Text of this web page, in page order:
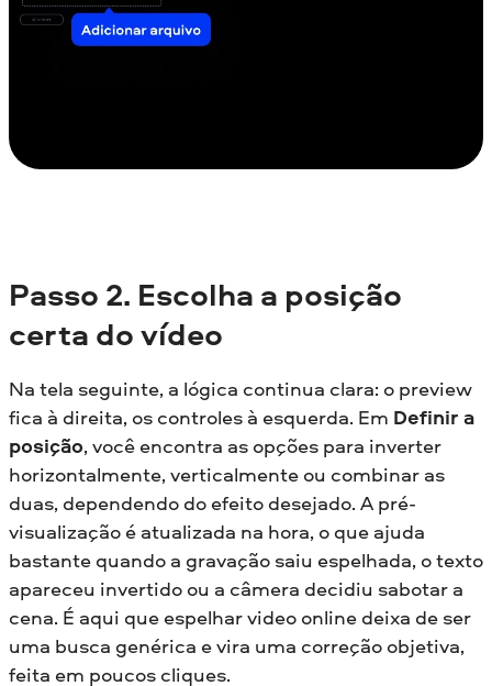
Passo 2. Escolha a posição
certa do vídeo
Na tela seguinte, a lógica continua clara: o preview
fica à direita, os controles à esquerda. Em Definir a
posição, você encontra as opções para inverter
horizontalmente, verticalmente ou combinar as
duas, dependendo do efeito desejado. A pré-
visualização é atualizada na hora, o que ajuda
bastante quando a gravação saiu espelhada, o texto
apareceu invertido ou a câmera decidiu sabotar a
cena. É aqui que espelhar video online deixa de ser
uma busca genérica e vira uma correção objetiva,
feita em poucos cliques.